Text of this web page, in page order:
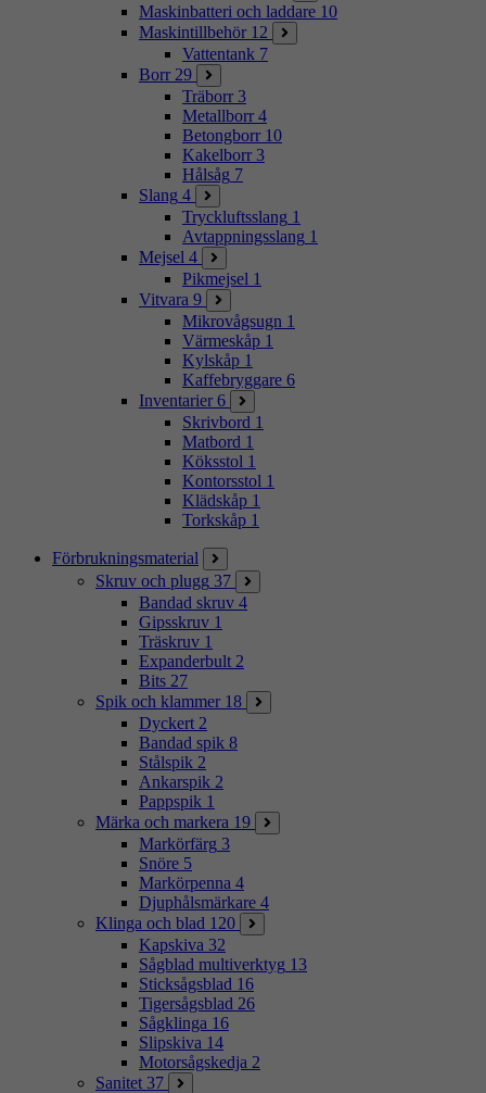
Maskinbatteri och laddare 10
Maskintillbehör 12
Vattentank 7
Borr 29
Träborr 3
Metallborr 4
Betongborr 10
Kakelborr 3
Hålsåg 7
Slang 4
Tryckluftsslang 1
Avtappningsslang 1
Mejsel 4
Pikmejsel 1
Vitvara 9
Mikrovågsugn 1
Värmeskåp 1
Kylskåp 1
Kaffebryggare 6
Inventarier 6
Skrivbord 1
Matbord 1
Köksstol 1
Kontorsstol 1
Klädskåp 1
Torkskåp 1
Förbrukningsmaterial
Skruv och plugg 37
Bandad skruv 4
Gipsskruv 1
Träskruv 1
Expanderbult 2
Bits 27
Spik och klammer 18
Dyckert 2
Bandad spik 8
Stålspik 2
Ankarspik 2
Pappspik 1
Märka och markera 19
Markörfärg 3
Snöre 5
Markörpenna 4
Djuphålsmärkare 4
Klinga och blad 120
Kapskiva 32
Sågblad multiverktyg 13
Sticksågsblad 16
Tigersågsblad 26
Sågklinga 16
Slipskiva 14
Motorsågskedja 2
Sanitet 37